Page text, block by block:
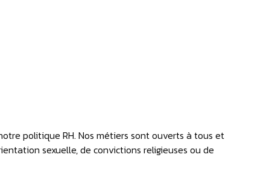
politique RH. Nos métiers sont ouverts à tous et
sexuelle, de convictions religieuses ou de